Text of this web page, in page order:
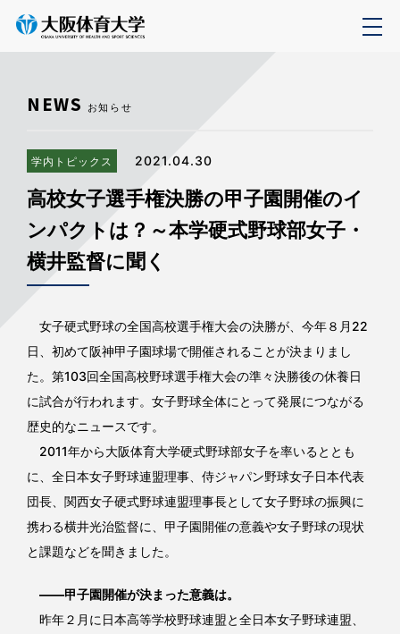
NEWS お知らせ
学内トピックス 2021.04.30
高校女子選手権決勝の甲子園開催のイ
ンパクトは？～本学硬式野球部女子・
横井監督に聞く
女子硬式野球の全国高校選手権大会の決勝が、今年８月22
日、初めて阪神甲子園球場で開催されることが決まりまし
た。第103回全国高校野球選手権大会の準々決勝後の休養日
に試合が行われます。女子野球全体にとって発展につながる
歴史的なニュースです。
2011年から大阪体育大学硬式野球部女子を率いるととも
に、全日本女子野球連盟理事、侍ジャパン野球女子日本代表
団長、関西女子硬式野球連盟理事長として女子野球の振興に
携わる横井光治監督に、甲子園開催の意義や女子野球の現状
と課題などを聞きました。
――甲子園開催が決まった意義は。
昨年２月に日本高等学校野球連盟と全日本女子野球連盟、